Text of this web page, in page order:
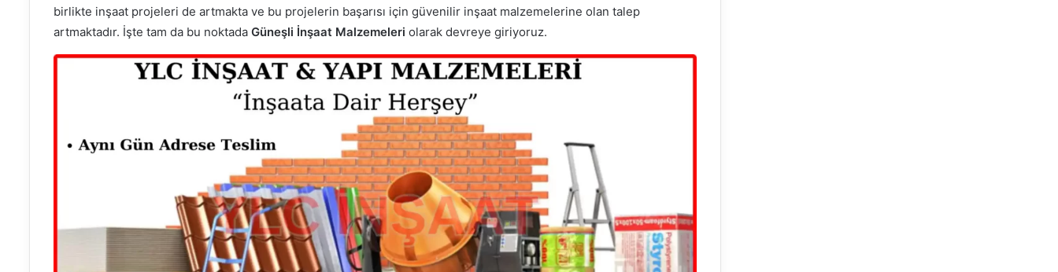
birlikte inşaat projeleri de artmakta ve bu projelerin başarısı için güvenilir inşaat malzemelerine olan talep
artmaktadır. İşte tam da bu noktada Güneşli İnşaat Malzemeleri olarak devreye giriyoruz.